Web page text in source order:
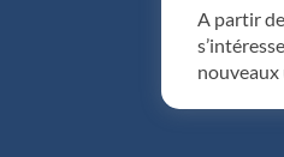
A partir
nouveaux